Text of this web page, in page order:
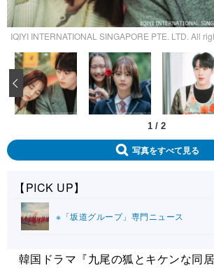
IQIYI INTERNATIONAL SINGAPORE PTE. LTD. All
1 / 2
‹
写真をすべて見る
【PICK UP】
※「坂道グループ」専門ニュース
韓国ドラマ『九尾の狐とキケンな同